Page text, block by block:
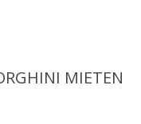
MIETEN